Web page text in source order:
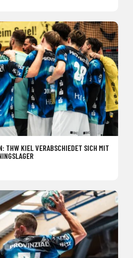
THW KIEL VERABSCHIEDET SICH MIT